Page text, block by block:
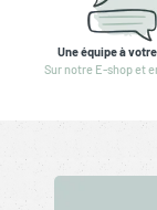
Une équipe à
Sur notre E-shop et